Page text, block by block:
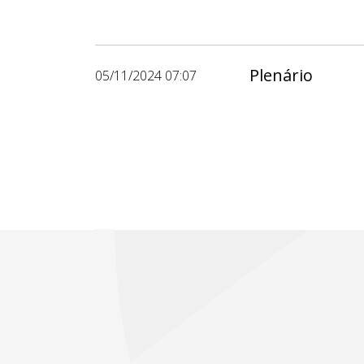
05/11/2024 07:07 Plenário